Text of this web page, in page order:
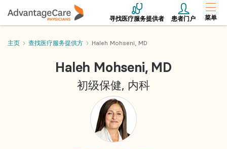
寻找医疗服务提供者 患者门户 菜单
主页 查找医疗服务提供方 Haleh Mohseni, MD
Haleh Mohseni, MD
初级保健, 内科